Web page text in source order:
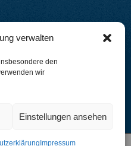
verwalten
den
wir
Einstellungen ansehen
Impressum